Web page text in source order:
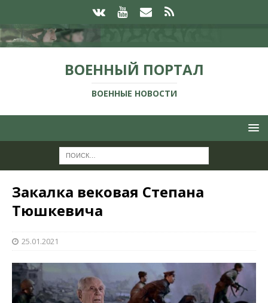
ВОЕННЫЙ ПОРТАЛ
ВОЕННЫЕ НОВОСТИ
Закалка вековая Степана
Тюшкевича
25.01.2021